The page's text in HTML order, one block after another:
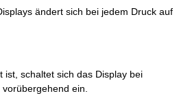
ändert sich bei jedem Druck auf
ist, schaltet sich das Display bei
ein.